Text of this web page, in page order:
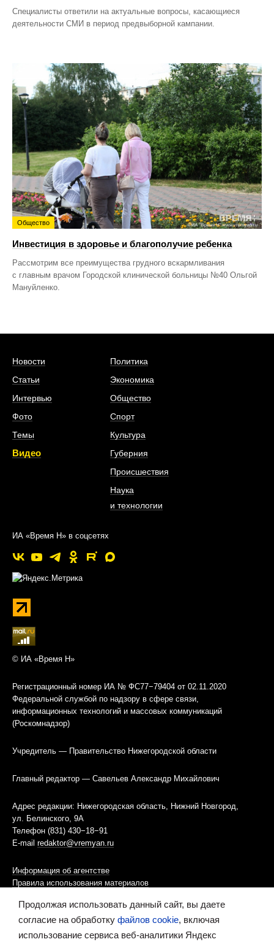
Специалисты ответили на актуальные вопросы, касающиеся
деятельности СМИ в период предвыборной кампании.
Общество
Инвестиция в здоровье и благополучие ребенка
Рассмотрим все преимущества грудного вскармливания
с главным врачом Городской клинической больницы №40 Ольгой
Мануйленко.
Новости
Статьи
Интервью
Фото
Темы
Видео
Политика
Экономика
Общество
Спорт
Культура
Губерния
Происшествия
Наука
и технологии
ИА «Время Н» в соцсетях
© ИА «Время Н»
Регистрационный номер ИА № ФС77−79404 от 02.11.2020
Федеральной службой по надзору в сфере связи,
информационных технологий и массовых коммуникаций
(Роскомнадзор)
Учредитель — Правительство Нижегородской области
Главный редактор — Савельев Александр Михайлович
Адрес редакции: Нижегородская область, Нижний Новгород,
ул. Белинского, 9А
Телефон (831) 430−18−91
E-mail redaktor@vremyan.ru
Информация об агентстве
Правила использования материалов
Информационная политика использования «cookies»-файлов
Ресурс содержит материалы 16+
Продолжая использовать данный сайт, вы даете
согласие на обработку файлов cookie, включая
использование сервиса веб-аналитики Яндекс